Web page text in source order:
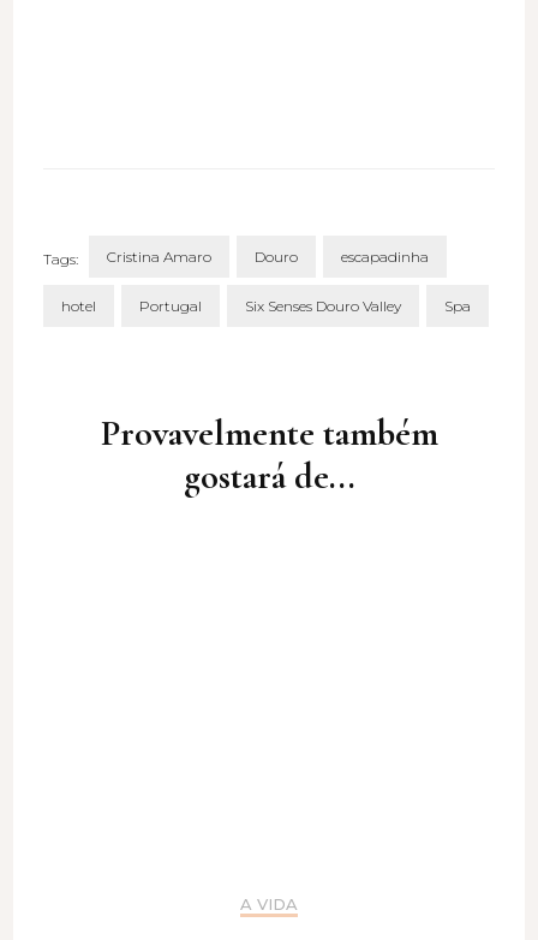
Tags: Cristina Amaro Douro escapadinha
hotel Portugal Six Senses Douro Valley Spa
Provavelmente também
gostará de...
A VIDA